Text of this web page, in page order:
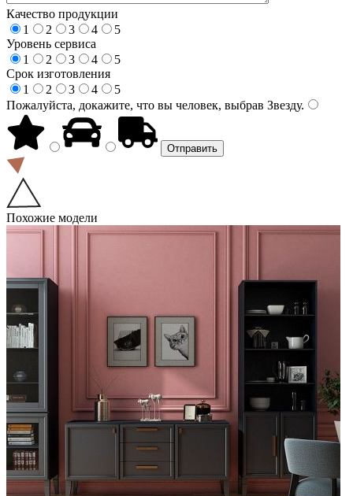
Качество продукции
1
2 3 4
5
Уровень сервиса
1
2 3 4
5
Срок изготовления
1
2 3 4
5
Пожалуйста, докажите, что вы человек, выбрав Звезду.
Похожие модели